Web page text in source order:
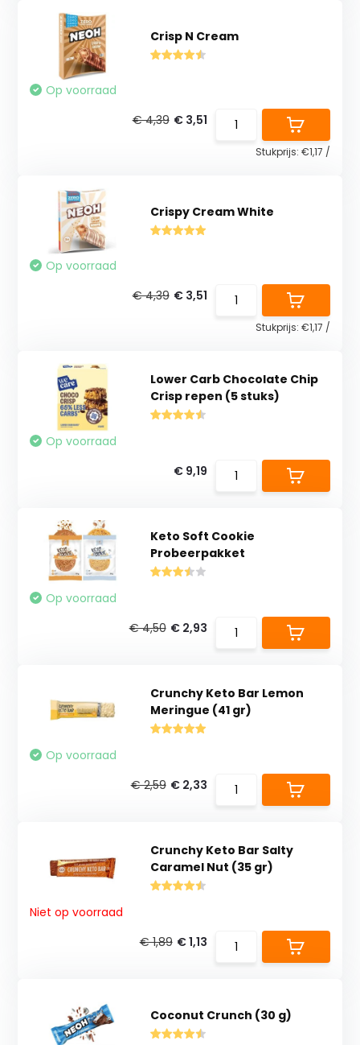
Crisp N Cream
Op voorraad
€ 4,39 € 3,51
Stukprijs: €1,17 /
Crispy Cream White
Op voorraad
€ 4,39 € 3,51
Stukprijs: €1,17 /
Lower Carb Chocolate Chip
Crisp repen (5 stuks)
Op voorraad
€ 9,19
Keto Soft Cookie
Probeerpakket
Op voorraad
€ 4,50 € 2,93
Crunchy Keto Bar Lemon
Meringue (41 gr)
Op voorraad
€ 2,59 € 2,33
Crunchy Keto Bar Salty
Caramel Nut (35 gr)
Niet op voorraad
€ 1,89 € 1,13
Coconut Crunch (30 g)